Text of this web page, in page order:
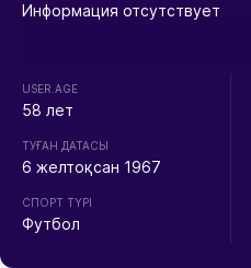
Информация отсутствует
USER.AGE
58 лет
ТУҒАН ДАТАСЫ
6 желтоқсан 1967
СПОРТ ТҮРІ
Футбол